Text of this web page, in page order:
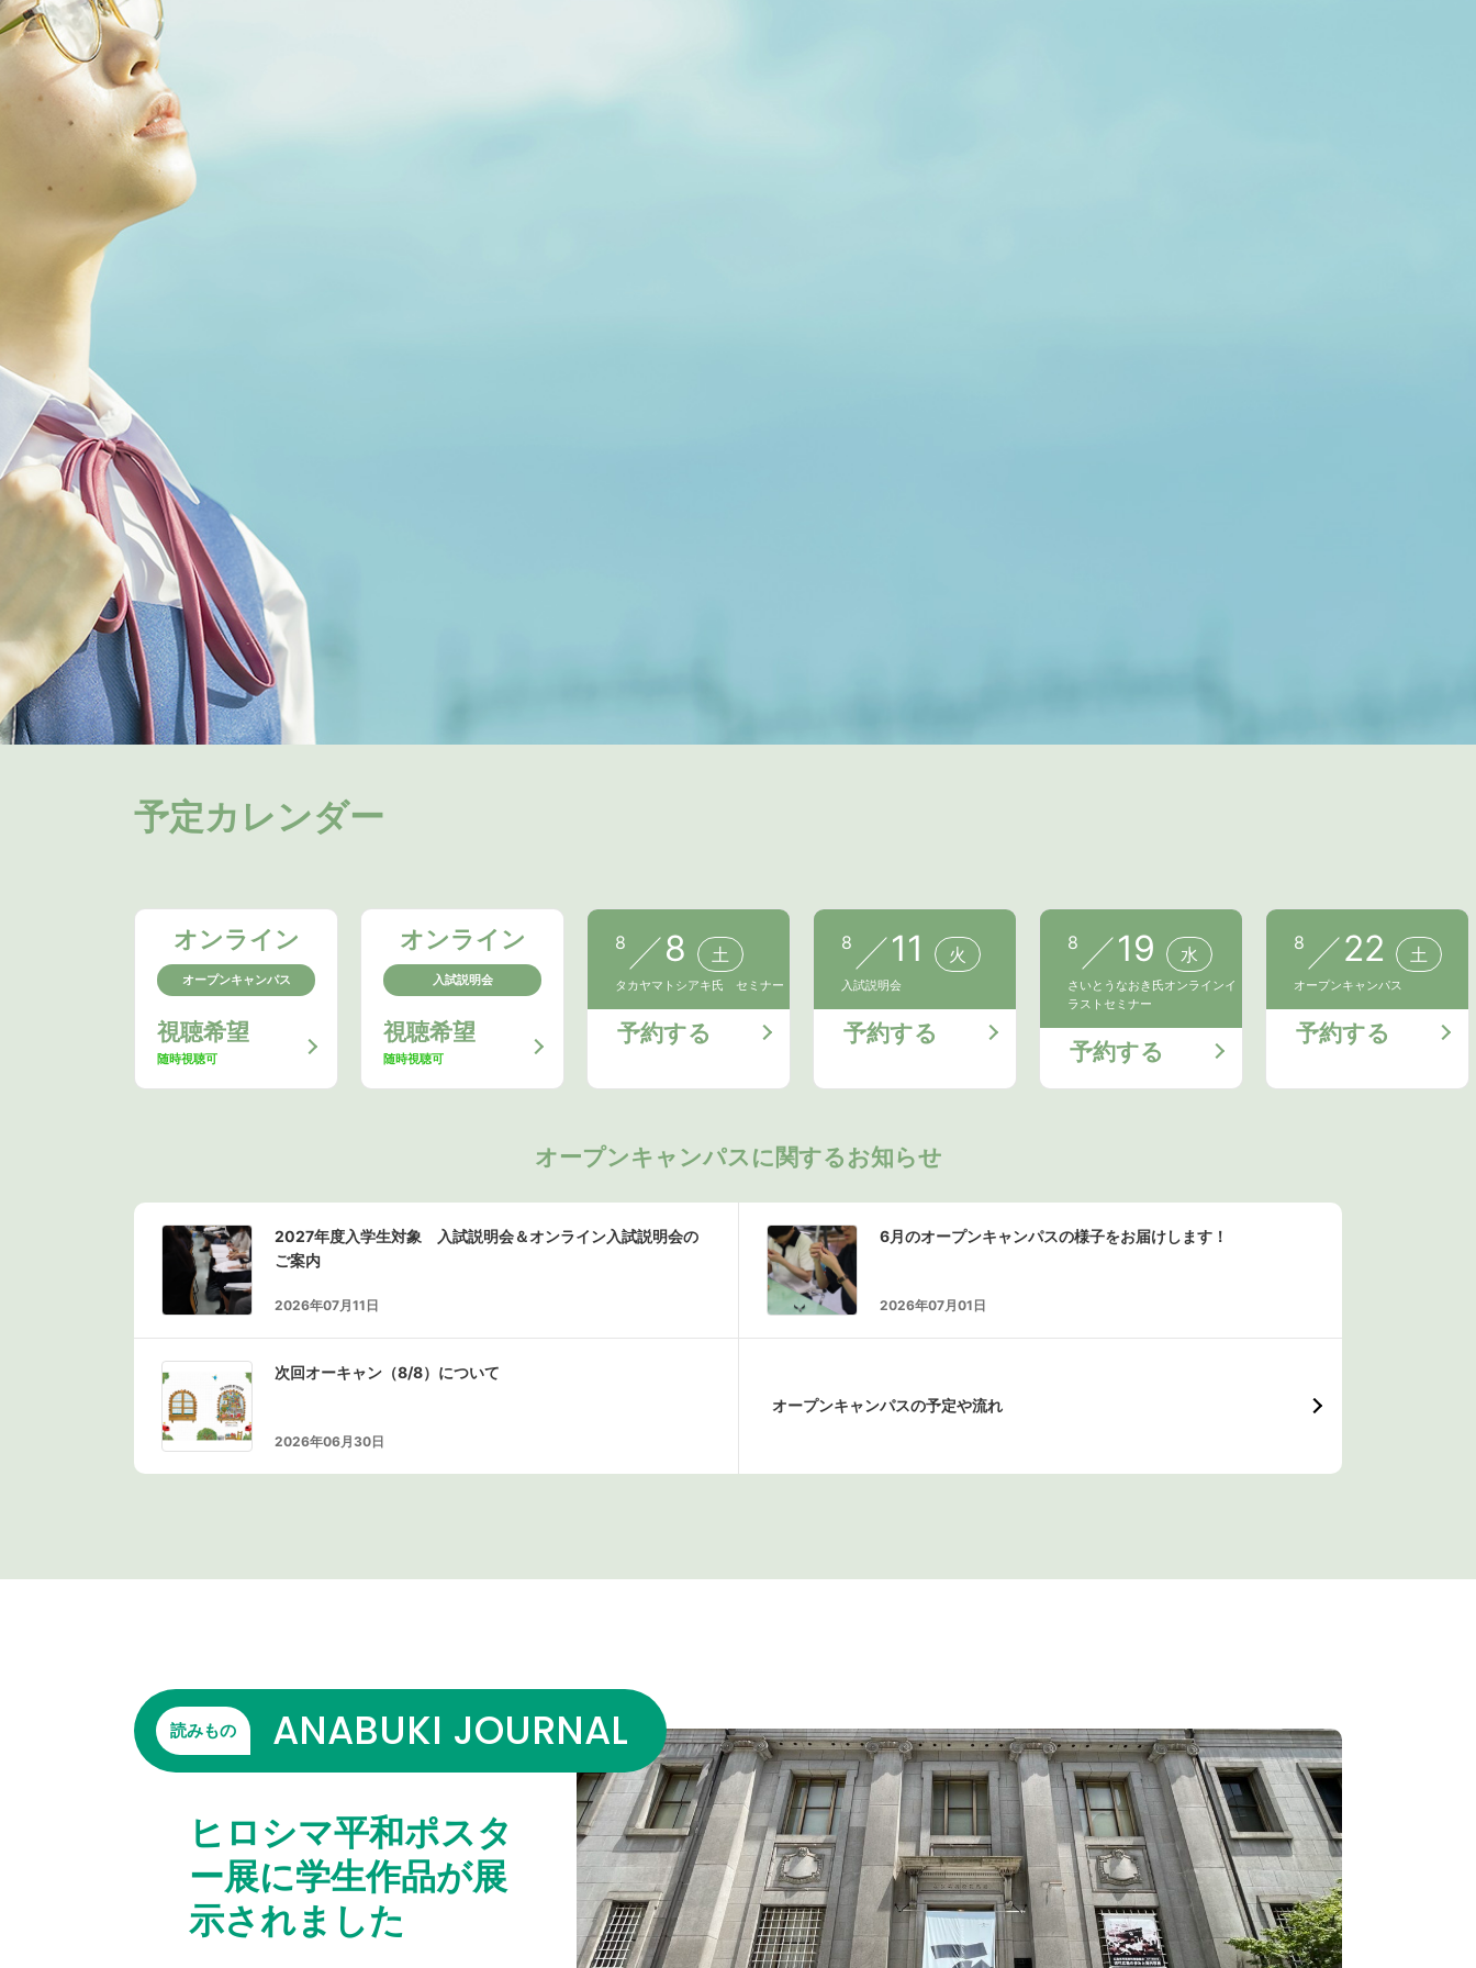
予定カレンダー
オンライン
オープンキャンパス
視聴希望
随時視聴可
オンライン
入試説明会
視聴希望
随時視聴可
8 8 土
タカヤマトシアキ氏 セミナー
予約する
8 11 火
入試説明会
予約する
8 19 水
さいとうなおき氏オンラインイ
ラストセミナー
予約する
8 22 土
オープンキャンパス
予約する
オープンキャンパスに関するお知らせ
2027年度入学生対象 入試説明会＆オンライン入試説明会の
ご案内
2026年07月11日
6月のオープンキャンパスの様子をお届けします！
2026年07月01日
次回オーキャン（8/8）について
2026年06月30日
オープンキャンパスの予定や流れ
読みもの ANABUKI JOURNAL
ヒロシマ平和ポスタ
ー展に学生作品が展
示されました